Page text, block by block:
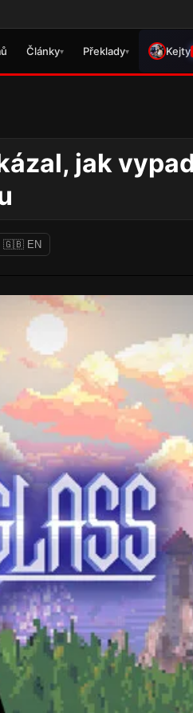
Články▾ Překlady▾ Kejty
jak
🇬🇧 EN